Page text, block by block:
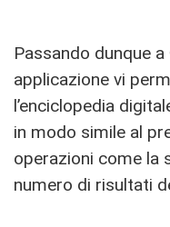
Passando dunque a
applicazione vi
l’enciclopedia
in modo simile al
operazioni come la
numero di risultati